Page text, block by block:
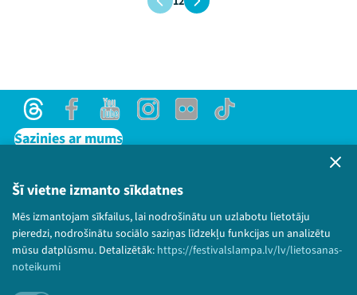
Šī vietne izmanto sīkdatnes
Mēs izmantojam sīkfailus, lai nodrošinātu un uzlabotu lietotāju
pieredzi, nodrošinātu sociālo saziņas līdzekļu funkcijas un analizētu
mūsu datplūsmu. Detalizētāk: https://festivalslampa.lv/lv/lietosanas-
noteikumi
ThreadsFacebookYoutubeInstagram
Flick TikTok
Sazinies ar mums
Lietošanas noteikumi un sīkdatņu politika
Bērnu aizsardzības politika
© 2026 Sarunu festivāls LAMPA Visas tiesības
paturētas.